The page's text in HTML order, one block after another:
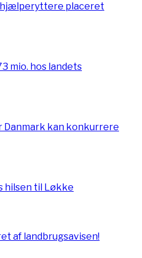
hjælperyttere placeret
mio. hos landets
Danmark kan konkurrere
hilsen til Løkke
af landbrugsavisen!